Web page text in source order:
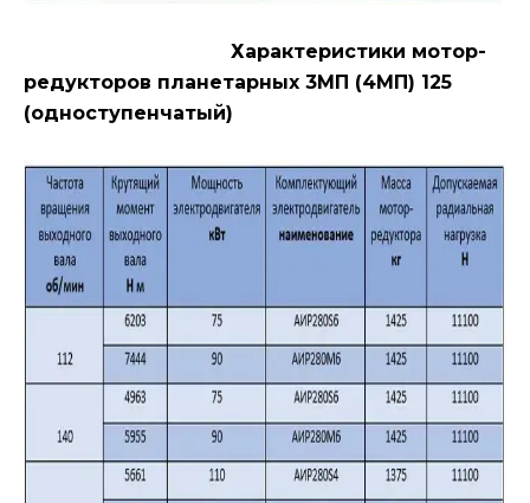
Характеристики мотор-
редукторов планетарных 3МП (4МП) 125
(одноступенчатый)